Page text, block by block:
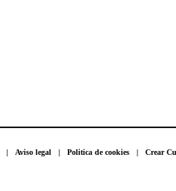
| Aviso legal | Politica de cookies | Crear